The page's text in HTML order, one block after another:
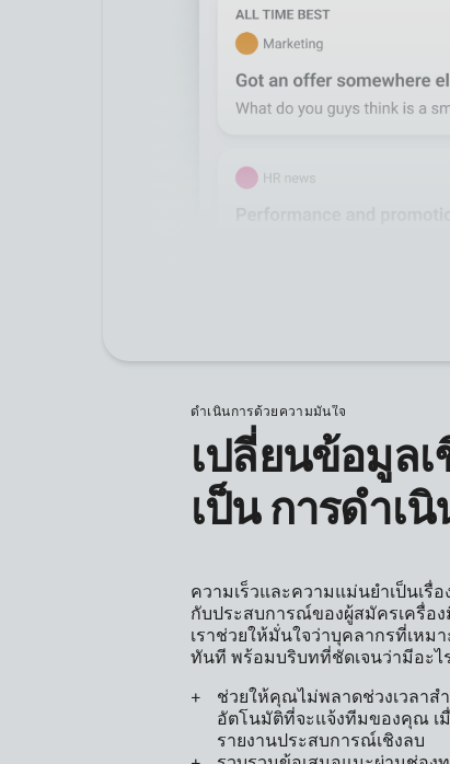
ดำเนินการด้วยความมั่นใจ
เปลี่ยนข้อมูล
เป็น การดำเ
ความเร็วและความแม่นยำเป็นเรื่
กับประสบการณ์ของผู้สมัครเครื่อ
เราช่วยให้มั่นใจว่าบุคลากรที่เห
ทันที พร้อมบริบทที่ชัดเจนว่ามีอะ
ช่วยให้คุณไม่พลาดช่วงเวลาส
อัตโนมัติที่จะแจ้งทีมของคุณ
รายงานประสบการณ์เชิงลบ